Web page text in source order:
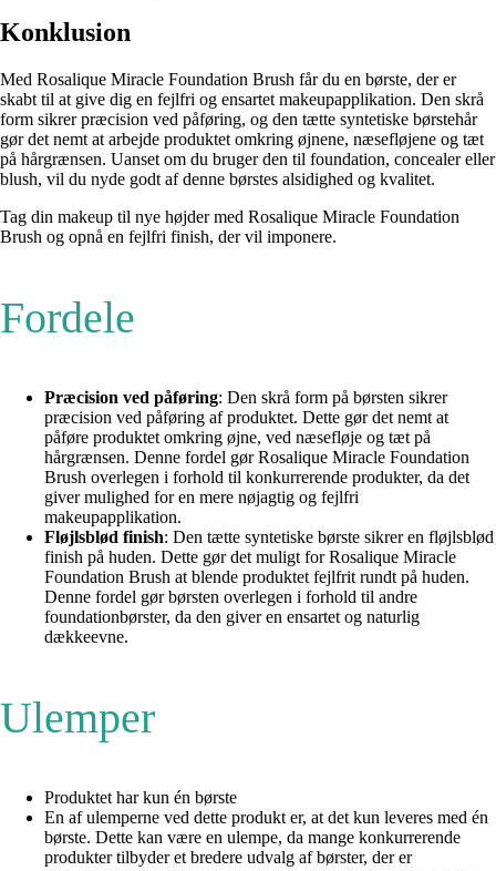
Konklusion
Med Rosalique Miracle Foundation Brush får du en børste, der er
skabt til at give dig en fejlfri og ensartet makeupapplikation. Den skrå
form sikrer præcision ved påføring, og den tætte syntetiske børstehår
gør det nemt at arbejde produktet omkring øjnene, næsefløjene og tæt
på hårgrænsen. Uanset om du bruger den til foundation, concealer eller
blush, vil du nyde godt af denne børstes alsidighed og kvalitet.
Tag din makeup til nye højder med Rosalique Miracle Foundation
Brush og opnå en fejlfri finish, der vil imponere.
Fordele
Præcision ved påføring: Den skrå form på børsten sikrer
præcision ved påføring af produktet. Dette gør det nemt at
påføre produktet omkring øjne, ved næsefløje og tæt på
hårgrænsen. Denne fordel gør Rosalique Miracle Foundation
Brush overlegen i forhold til konkurrerende produkter, da det
giver mulighed for en mere nøjagtig og fejlfri
makeupapplikation.
Fløjlsblød finish: Den tætte syntetiske børste sikrer en fløjlsblød
finish på huden. Dette gør det muligt for Rosalique Miracle
Foundation Brush at blende produktet fejlfrit rundt på huden.
Denne fordel gør børsten overlegen i forhold til andre
foundationbørster, da den giver en ensartet og naturlig
dækkeevne.
Ulemper
Produktet har kun én børste
En af ulemperne ved dette produkt er, at det kun leveres med én
børste. Dette kan være en ulempe, da mange konkurrerende
produkter tilbyder et bredere udvalg af børster, der er